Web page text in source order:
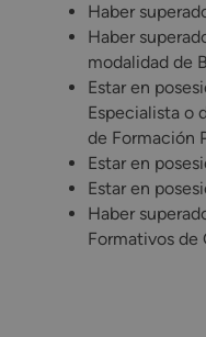
Haber
Haber
modalidad de
Estar en
Especialista o
de Formación
Estar en
Estar en
Haber
Formativos de